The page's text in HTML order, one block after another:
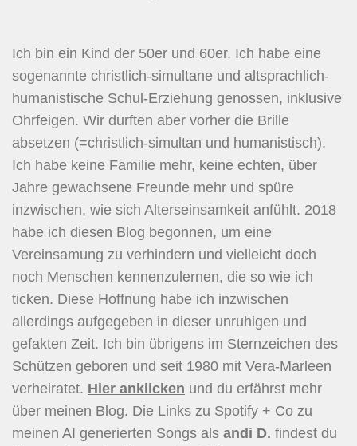
Ich bin ein Kind der 50er und 60er. Ich habe eine
sogenannte christlich-simultane und altsprachlich-
humanistische Schul-Erziehung genossen, inklusive
Ohrfeigen. Wir durften aber vorher die Brille
absetzen (=christlich-simultan und humanistisch).
Ich habe keine Familie mehr, keine echten, über
Jahre gewachsene Freunde mehr und spüre
inzwischen, wie sich Alterseinsamkeit anfühlt. 2018
habe ich diesen Blog begonnen, um eine
Vereinsamung zu verhindern und vielleicht doch
noch Menschen kennenzulernen, die so wie ich
ticken. Diese Hoffnung habe ich inzwischen
allerdings aufgegeben in dieser unruhigen und
gefakten Zeit. Ich bin übrigens im Sternzeichen des
Schützen geboren und seit 1980 mit Vera-Marleen
verheiratet. Hier anklicken und du erfährst mehr
über meinen Blog. Die Links zu Spotify + Co zu
meinen AI generierten Songs als andi D. findest du